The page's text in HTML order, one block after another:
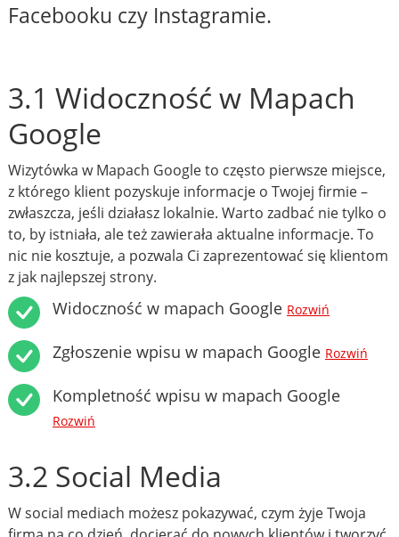
Facebooku czy Instagramie.
3.1 Widoczność w Mapach
Google
Wizytówka w Mapach Google to często pierwsze miejsce,
z którego klient pozyskuje informacje o Twojej firmie –
zwłaszcza, jeśli działasz lokalnie. Warto zadbać nie tylko o
to, by istniała, ale też zawierała aktualne informacje. To
nic nie kosztuje, a pozwala Ci zaprezentować się klientom
z jak najlepszej strony.
Widoczność w mapach Google Rozwiń
Zgłoszenie wpisu w mapach Google Rozwiń
Kompletność wpisu w mapach Google
Rozwiń
3.2 Social Media
W social mediach możesz pokazywać, czym żyje Twoja